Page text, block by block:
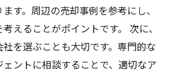
す。周辺の売却事例を参考にし、
えることがポイントです。 次に、
を選ぶことも大切です。専門的な
ントに相談することで、適切なア